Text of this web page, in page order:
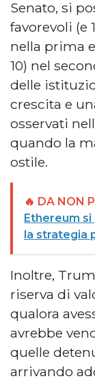
Senato, si
favorevoli (e
nella prima
10) nel
delle
crescita e
osservati
quando la
ostile.
🔥 DA NON
Ethereum si
la strategia
Inoltre,
riserva di
qualora
avrebbe
quelle
arrivando